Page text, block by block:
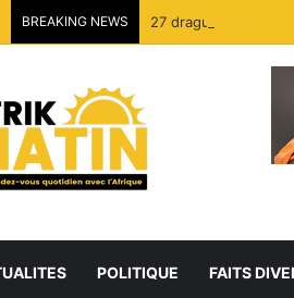
BREAKING NEWS 27 dragues
POLITIQUE FAITS